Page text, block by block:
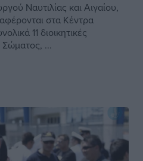
Ναυτιλίας και Αιγαίου,
στα Κέντρα
11 διοικητικές
Σώματος, ...